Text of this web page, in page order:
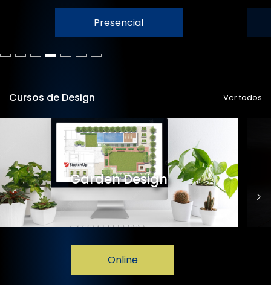
Presencial
Cursos de Design Ver todos
Garden Design
Online